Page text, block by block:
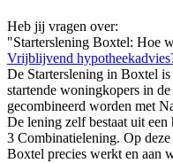
Heb jij vragen over:
"Starterslening Boxtel: Hoe
Vrijblijvend
De Starterslening in Boxtel
startende woningkopers in
gecombineerd worden met
De lening zelf bestaat uit
3 Combinatielening. Op
Boxtel precies werkt en aan